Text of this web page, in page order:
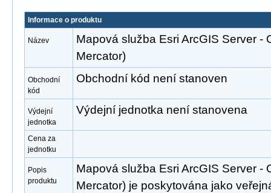
Informace o produktu
Název
Mapová služba Esri ArcGIS Server -
Mercator)
Obchodní
kód
Obchodní kód není stanoven
Výdejní
jednotka
Výdejní jednotka není stanovena
Cena za
jednotku
Popis
produktu
Mapová služba Esri ArcGIS Server -
Mercator) je poskytována jako